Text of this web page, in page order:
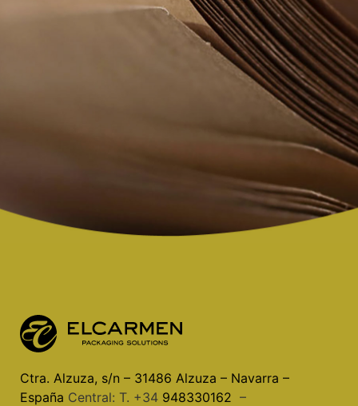
Ctra. Alzuza, s/n – 31486 Alzuza – Navarra –
España Central: T. +34 948330162 –